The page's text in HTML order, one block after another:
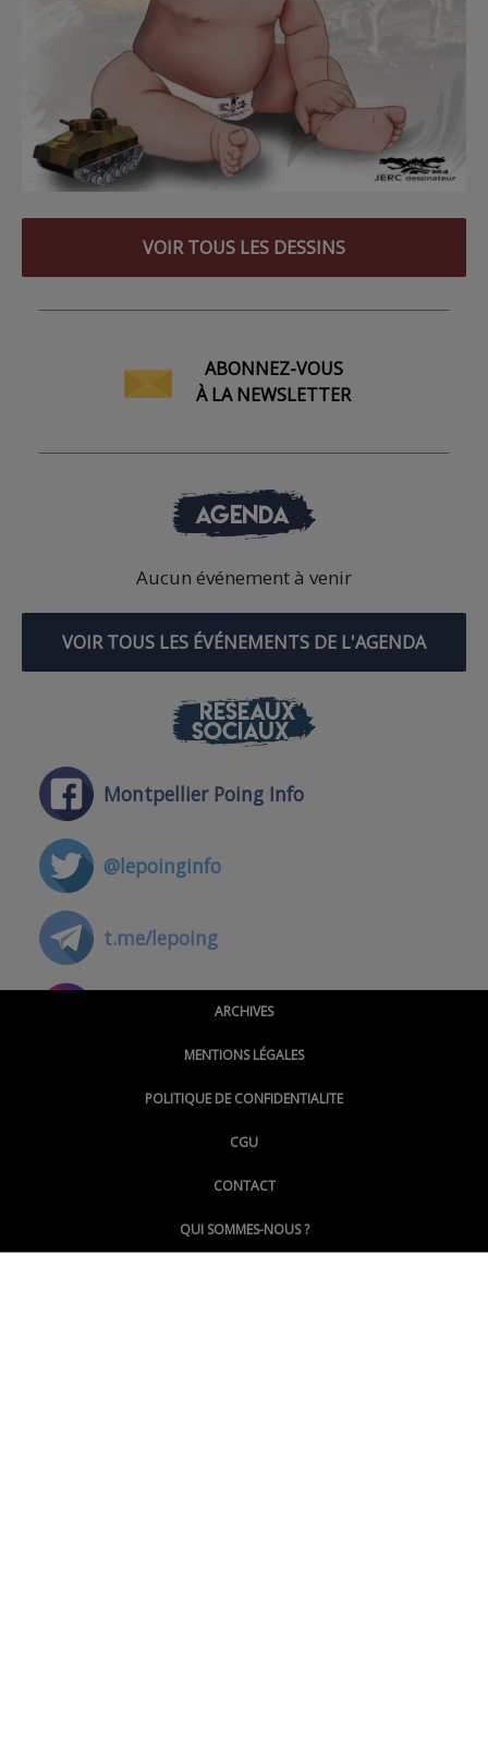
VOIR TOUS LES DESSINS
ABONNEZ-VOUS
À LA NEWSLETTER
AGENDA
Aucun événement à venir
VOIR TOUS LES ÉVÉNEMENTS DE L'AGENDA
RÉSEAUX
SOCIAUX
Montpellier Poing Info
@lepoinginfo
t.me/lepoing
@montpellierpoinginfo
@LePoingMontpellier
ARCHIVES
MENTIONS LÉGALES
POLITIQUE DE CONFIDENTIALITE
CGU
CONTACT
QUI SOMMES-NOUS ?